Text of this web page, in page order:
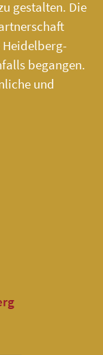
gestalten. Die
Heidelberg-
begangen.
und